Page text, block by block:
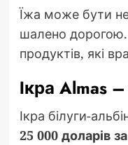
Їжа може бути
шалено дорогою.
продуктів, які
Ікра Almas
Ікра білуги-
25 000 доларів